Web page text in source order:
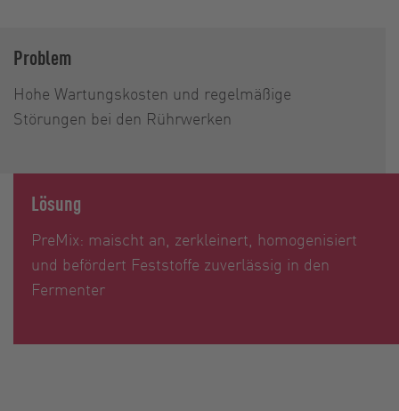
Problem
Hohe Wartungskosten und regelmäßige
Störungen bei den Rührwerken
Lösung
PreMix: maischt an, zerkleinert, homogenisiert
und befördert Feststoffe zuverlässig in den
Fermenter